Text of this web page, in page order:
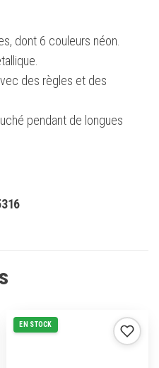
dont 6 couleurs néon.
des règles et des
pendant de longues
EN STOCK